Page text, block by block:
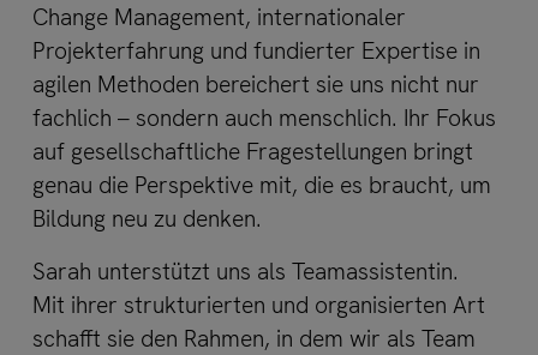
Change Management, internationaler
Projekterfahrung und fundierter Expertise in
agilen Methoden bereichert sie uns nicht nur
fachlich – sondern auch menschlich. Ihr Fokus
auf gesellschaftliche Fragestellungen bringt
genau die Perspektive mit, die es braucht, um
Bildung neu zu denken.
Sarah unterstützt uns als Teamassistentin.
Mit ihrer strukturierten und organisierten Art
schafft sie den Rahmen, in dem wir als Team